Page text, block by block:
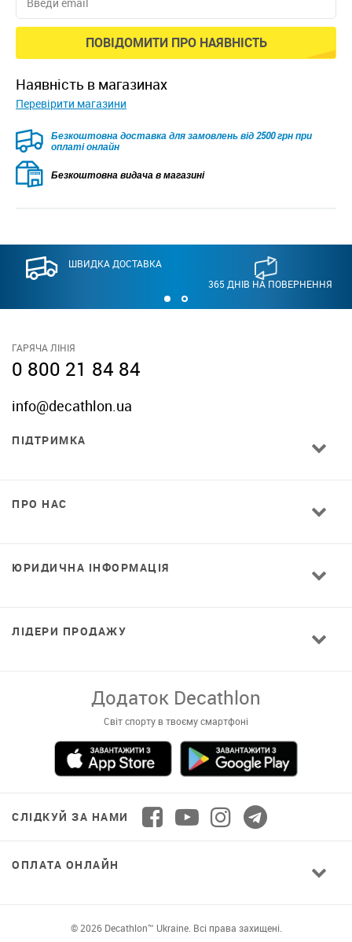
ПОВІДОМИТИ ПРО НАЯВНІСТЬ
наявність в магазинах
Перевірити магазини
Безкоштовна доставка для замовлень від 2500 грн при
оплаті онлайн
Безкоштовна видача в магазині
ШВИДКА ДОСТАВКА
365 ДНІВ НА ПОВЕРНЕННЯ
ГАРЯЧА ЛІНІЯ
0 800 21 84 84
info@decathlon.ua
ПІДТРИМКА
ПРО НАС
ЮРИДИЧНА ІНФОРМАЦІЯ
ЛІДЕРИ ПРОДАЖУ
Додаток Decathlon
Світ спорту в твоєму смартфоні
СЛІДКУЙ ЗА НАМИ
ОПЛАТА ОНЛАЙН
© 2026 Decathlon™ Ukraine. Всі права захищені.